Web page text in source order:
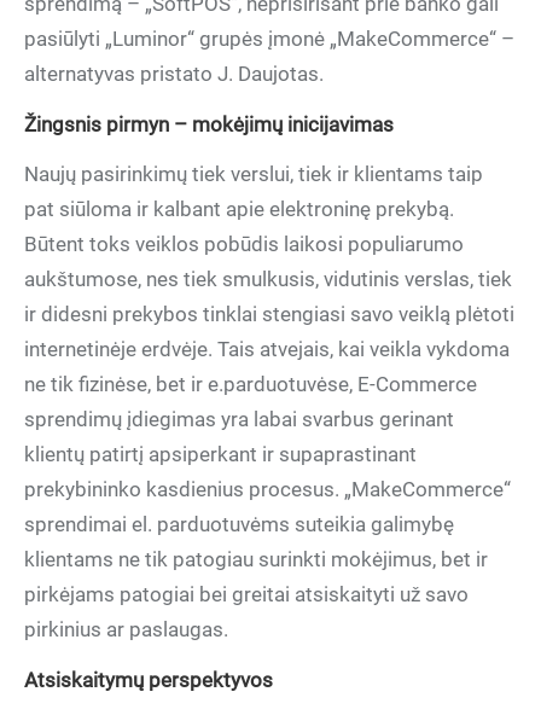
pasiūlyti „Luminor“ grupės įmonė „MakeCommerce“ –
alternatyvas pristato J. Daujotas.
Žingsnis pirmyn – mokėjimų inicijavimas
Naujų pasirinkimų tiek verslui, tiek ir klientams taip
pat siūloma ir kalbant apie elektroninę prekybą.
Būtent toks veiklos pobūdis laikosi populiarumo
aukštumose, nes tiek smulkusis, vidutinis verslas, tiek
ir didesni prekybos tinklai stengiasi savo veiklą plėtoti
internetinėje erdvėje. Tais atvejais, kai veikla vykdoma
ne tik fizinėse, bet ir e.parduotuvėse, E-Commerce
sprendimų įdiegimas yra labai svarbus gerinant
klientų patirtį apsiperkant ir supaprastinant
prekybininko kasdienius procesus. „MakeCommerce“
sprendimai el. parduotuvėms suteikia galimybę
klientams ne tik patogiau surinkti mokėjimus, bet ir
pirkėjams patogiai bei greitai atsiskaityti už savo
pirkinius ar paslaugas.
Atsiskaitymų perspektyvos